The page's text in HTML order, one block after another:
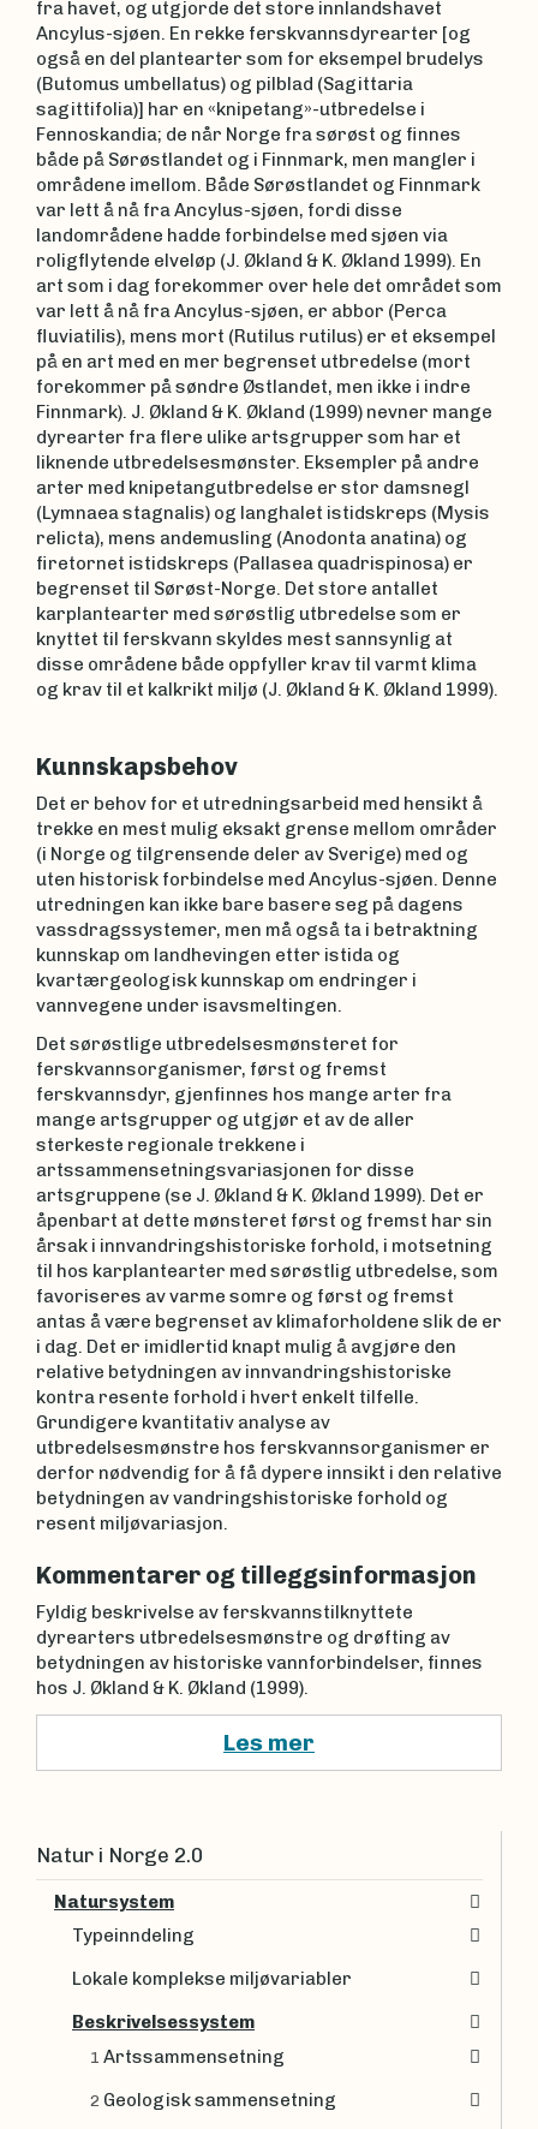
fra havet, og utgjorde det store innlandshavet
Ancylus-sjøen. En rekke ferskvannsdyrearter [og
også en del plantearter som for eksempel brudelys
(Butomus umbellatus) og pilblad (Sagittaria
sagittifolia)] har en «knipetang»-utbredelse i
Fennoskandia; de når Norge fra sørøst og finnes
både på Sørøstlandet og i Finnmark, men mangler i
områdene imellom. Både Sørøstlandet og Finnmark
var lett å nå fra Ancylus-sjøen, fordi disse
landområdene hadde forbindelse med sjøen via
roligflytende elveløp (J. Økland & K. Økland 1999). En
art som i dag forekommer over hele det området som
var lett å nå fra Ancylus-sjøen, er abbor (Perca
fluviatilis), mens mort (Rutilus rutilus) er et eksempel
på en art med en mer begrenset utbredelse (mort
forekommer på søndre Østlandet, men ikke i indre
Finnmark). J. Økland & K. Økland (1999) nevner mange
dyrearter fra flere ulike artsgrupper som har et
liknende utbredelsesmønster. Eksempler på andre
arter med knipetangutbredelse er stor damsnegl
(Lymnaea stagnalis) og langhalet istidskreps (Mysis
relicta), mens andemusling (Anodonta anatina) og
firetornet istidskreps (Pallasea quadrispinosa) er
begrenset til Sørøst-Norge. Det store antallet
karplantearter med sørøstlig utbredelse som er
knyttet til ferskvann skyldes mest sannsynlig at
disse områdene både oppfyller krav til varmt klima
og krav til et kalkrikt miljø (J. Økland & K. Økland 1999).
Kunnskapsbehov
Det er behov for et utredningsarbeid med hensikt å
trekke en mest mulig eksakt grense mellom områder
(i Norge og tilgrensende deler av Sverige) med og
uten historisk forbindelse med Ancylus-sjøen. Denne
utredningen kan ikke bare basere seg på dagens
vassdragssystemer, men må også ta i betraktning
kunnskap om landhevingen etter istida og
kvartærgeologisk kunnskap om endringer i
vannvegene under isavsmeltingen.
Det sørøstlige utbredelsesmønsteret for
ferskvannsorganismer, først og fremst
ferskvannsdyr, gjenfinnes hos mange arter fra
mange artsgrupper og utgjør et av de aller
sterkeste regionale trekkene i
artssammensetningsvariasjonen for disse
artsgruppene (se J. Økland & K. Økland 1999). Det er
åpenbart at dette mønsteret først og fremst har sin
årsak i innvandringshistoriske forhold, i motsetning
til hos karplantearter med sørøstlig utbredelse, som
favoriseres av varme somre og først og fremst
antas å være begrenset av klimaforholdene slik de er
i dag. Det er imidlertid knapt mulig å avgjøre den
relative betydningen av innvandringshistoriske
kontra resente forhold i hvert enkelt tilfelle.
Grundigere kvantitativ analyse av
utbredelsesmønstre hos ferskvannsorganismer er
derfor nødvendig for å få dypere innsikt i den relative
betydningen av vandringshistoriske forhold og
resent miljøvariasjon.
Kommentarer og tilleggsinformasjon
Fyldig beskrivelse av ferskvannstilknyttete
dyrearters utbredelsesmønstre og drøfting av
betydningen av historiske vannforbindelser, finnes
hos J. Økland & K. Økland (1999).
Les mer
Natur i Norge 2.0
Natursystem
Typeinndeling
Lokale komplekse miljøvariabler
Beskrivelsessystem
1 Artssammensetning
2 Geologisk sammensetning